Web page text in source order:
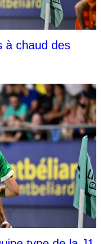
à chaud des